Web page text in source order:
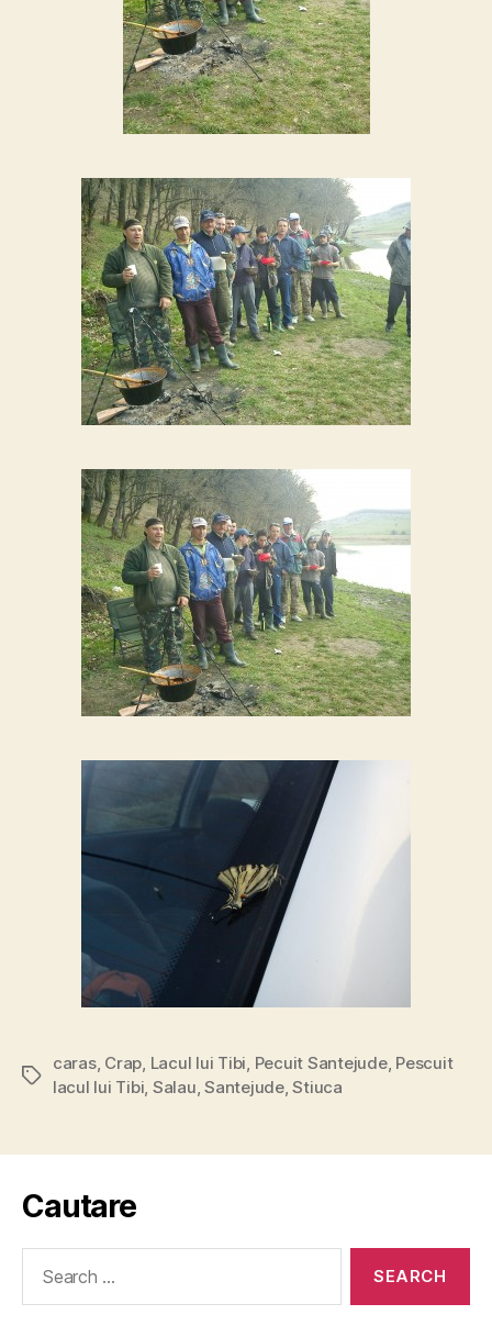
Tags
caras, Crap, Lacul lui Tibi, Pecuit Santejude, Pescuit
lacul lui Tibi, Salau,Santejude,Stiuca
Cautare